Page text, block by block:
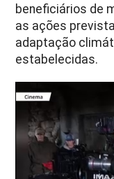
beneficiários de
as ações
adaptação
estabelecidas.